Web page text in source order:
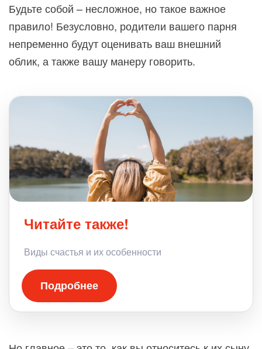
Будьте собой – несложное, но такое важное
правило! Безусловно, родители вашего парня
непременно будут оценивать ваш внешний
облик, а также вашу манеру говорить.
Читайте также!
Виды счастья и их особенности
Подробнее